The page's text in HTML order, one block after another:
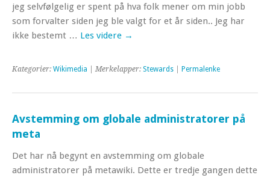
jeg selvfølgelig er spent på hva folk mener om min jobb
som forvalter siden jeg ble valgt for et år siden.. Jeg har
ikke bestemt … Les videre →
Kategorier: Wikimedia | Merkelapper: Stewards Permalenke
Avstemming om globale administratorer på
meta
Det har nå begynt en avstemming om globale
administratorer på metawiki. Dette er tredje gangen dette